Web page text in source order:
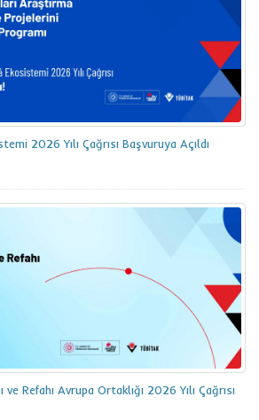
2026 Yılı Çağrısı Başvuruya Açıldı
ve Refahı Avrupa Ortaklığı 2026 Yılı Çağrısı